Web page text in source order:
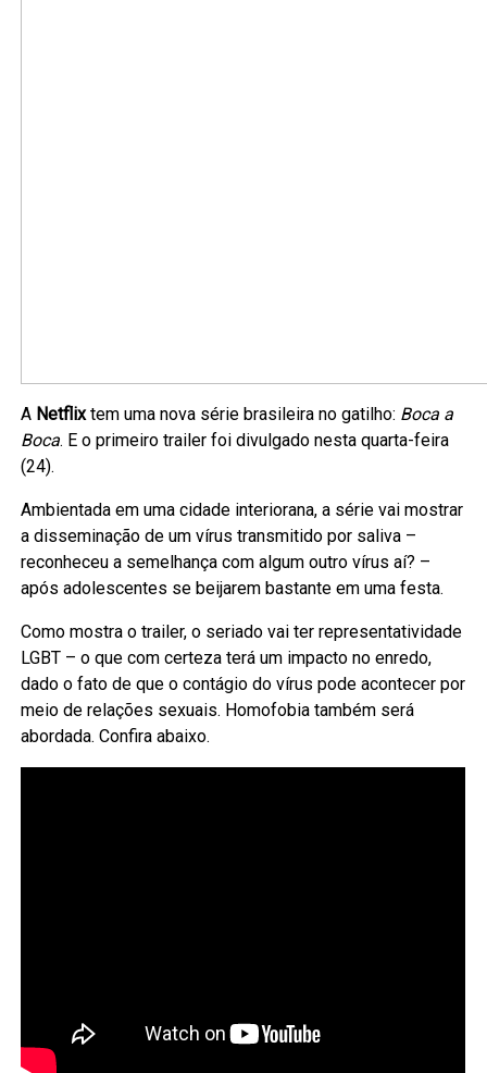
A Netflixtem uma nova série brasileira no gatilho: Boca a
Boca. E o primeiro trailer foi divulgado nesta quarta-feira
(24).
Ambientada em uma cidade interiorana, a série vai mostrar
a disseminação de um vírus transmitido por saliva –
reconheceu a semelhança com algum outro vírus aí? –
após adolescentes se beijarem bastante em uma festa.
Como mostra o trailer, o seriado vai ter representatividade
LGBT – o que com certeza terá um impacto no enredo,
dado o fato de que o contágio do vírus pode acontecer por
meio de relações sexuais. Homofobia também será
abordada. Confira abaixo.